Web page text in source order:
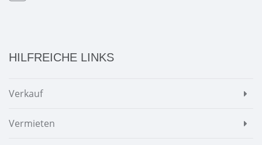
HILFREICHE LINKS
Verkauf
Vermieten